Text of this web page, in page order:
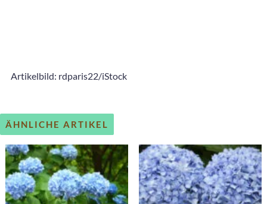
Artikelbild: rdparis22/iStock
ÄHNLICHE ARTIKEL